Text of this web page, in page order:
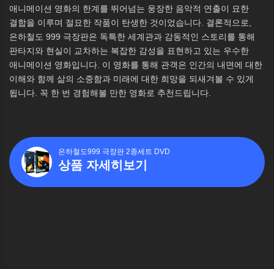
애니메이션 영화의 한계를 뛰어넘는 웅장한 음악적 연출이 묘한
결합을 이루며 절묘한 작품이 탄생한 것이었습니다. 결론적으로,
은하철도 999 극장판은 독특한 세계관과 감동적인 스토리를 통해
판타지와 현실이 교차하는 복잡한 감성을 표현하고 있는 우수한
애니메이션 영화입니다. 이 영화를 통해 관객은 인간의 내면에 대한
이해와 함께 삶의 소중함과 미래에 대한 희망을 되새겨볼 수 있게
됩니다. 꼭 한 번 경험해볼 만한 영화로 추천드립니다.
은하철도999 극장판 2종세트 DVD
상품 자세히보기